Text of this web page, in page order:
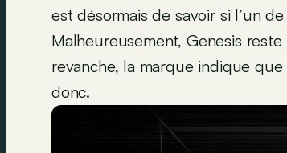
est désormais de savoir si l’un
Malheureusement, Genesis
revanche, la marque indique
donc.